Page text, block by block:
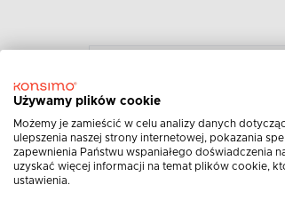
Opis produktu:
Zestaw mebli na
Używamy plików cookie
Możemy je zamieścić w celu analizy danych
ulepszenia naszej strony internetowej, pokazania
zapewnienia Państwu wspaniałego doświadczenia
uzyskać więcej informacji na temat plików cookie,
ustawienia.